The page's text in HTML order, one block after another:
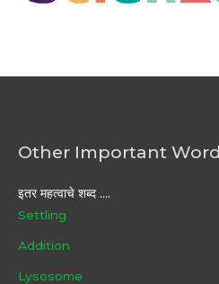
Other Important
इतर महत्वाचे शब्द ....
Settling
Addition
Lysosome